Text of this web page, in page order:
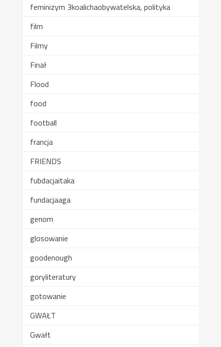
feminizym 3koalichaobywatelska, polityka
film
Filmy
Finał
Flood
food
football
francja
FRIENDS
fubdacjaitaka
fundacjaaga
genom
glosowanie
goodenough
goryliteratury
gotowanie
GWAŁT
Gwałt